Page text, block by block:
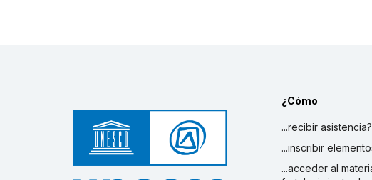
¿Cómo
...recibir asistencia?
...inscribir
...acceder al